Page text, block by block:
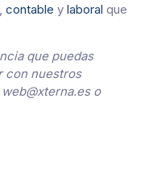
contable y laboral que
que puedas
con nuestros
o